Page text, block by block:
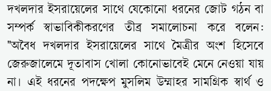
দখলদার ইসরায়েলের সাথে যেকোনো ধরনের জোট গঠন বা
সম্পর্ক স্বাভাবিকীকরণের তীব্র সমালোচনা করে বলেন:
"অবৈধ দখলদার ইসরায়েলের সাথে মৈত্রীর অংশ হিসেবে
জেরুজালেমে দূতাবাস খোলা কোনোভাবেই মেনে নেওয়া যায়
না। এই ধরনের পদক্ষেপ মুসলিম উম্মাহর সামগ্রিক স্বার্থ ও